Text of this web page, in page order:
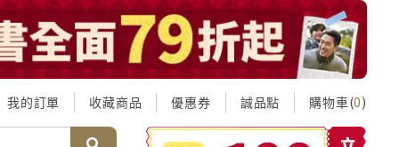
我的訂單 收藏商品 優惠券 誠品點 購物車(0)